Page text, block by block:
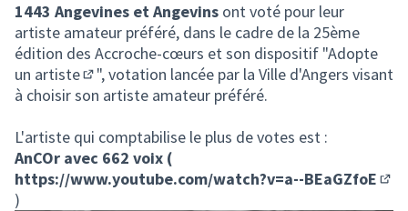
1443 Angevines et Angevins ont voté pour leur
artiste amateur préféré, dans le cadre de la 25ème
édition des Accroche-cœurs et son dispositif "Adopte
un artiste
(Lien externe)
", votation lancée par la Ville d'Angers visant
à choisir son artiste amateur préféré.
L'artiste qui comptabilise le plus de votes est :
AnCOr avec 662 voix (
https://www.youtube.com/watch?v=a--BEaGZfoE
)